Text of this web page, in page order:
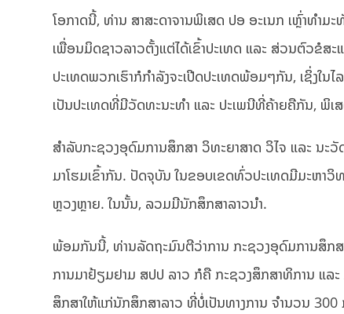
ໂອກາດນີ້, ທ່ານ ສາສະດາຈານພິເສດ ປອ ອະເນກ ເຫຼົ່າທຳມ
ເພື່ອນມິດຊາວລາວຕັ້ງແຕ່ໄດ້ເຂົ້າປະເທດ ແລະ ສ່ວນຕົວຂໍສ
ປະເທດພວກເຮົາກໍກຳລັງຈະເປີດປະເທດພ້ອມໆກັນ, ເຊິ່ງໃ
ເປັນປະເທດທີ່ມີວັດທະນະທຳ ແລະ ປະເພນີທີ່ຄ້າຍຄືກັນ, ພິເສ
ສຳລັບກະຊວງອຸດົມການສຶກສາ ວິທະຍາສາດ ວິໄຈ ແລະ ນະວັ
ມາໂຮມເຂົ້າກັນ. ປັດຈຸບັນ ໃນຂອບເຂດທົ່ວປະເທດມີມະຫາວິ
ຫຼວງຫຼາຍ. ໃນນັ້ນ, ລວມມີນັກສຶກສາລາວນຳ.
ພ້ອມກັນນີ້, ທ່ານລັດຖະມົນຕີວ່າການ ກະຊວງອຸດົມການສຶກສ
ການມາຢ້ຽມຢາມ ສປປ ລາວ ກໍຄື ກະຊວງສຶກສາທິການ ແ
ສຶກສາໃຫ້ແກ່ນັກສຶກສາລາວ ທີ່ບໍ່ເປັນທາງການ ຈຳນວນ